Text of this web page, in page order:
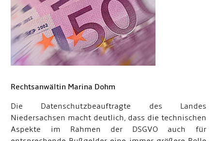
Rechtsanwältin Marina Dohm
Die Datenschutzbeauftragte des Landes
Niedersachsen macht deutlich, dass die technischen
Aspekte im Rahmen der DSGVO auch für